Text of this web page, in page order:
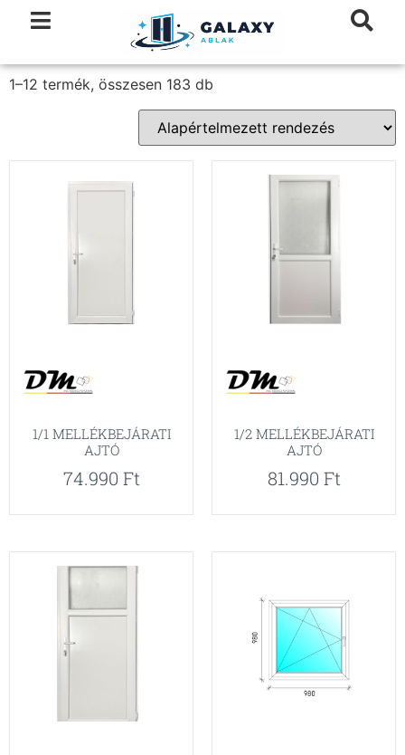
1–12 termék, összesen 183 db
1/1 MELLÉKBEJÁRATI
AJTÓ
74.990 Ft
1/2 MELLÉKBEJÁRATI
AJTÓ
81.990 Ft